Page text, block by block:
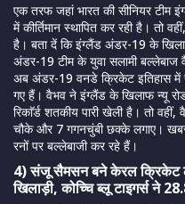
एक तरफ जहां भारत की सीनियर टीम
में कीर्तिमान स्थापित कर रही है। तो
है। बता दें कि इंग्लैंड अंडर-19 के
अंडर-19 टीम के युवा सलामी बल्लेबाज
अब अंडर-19 वनडे क्रिकेट इतिहास
गए हैं। वैभव ने इंग्लैंड के खिलाफ न्यू
रिकाॅर्ड शतकीय पारी खेली है। तो
चौके और 7 गगनचुंबी छक्के लगाए।
रनों पर बल्लेबाजी कर रहे हैं।
4) संजू सैमसन बने केरल क्रिकेट
खिलाड़ी, कोच्चि ब्लू टाइगर्स ने